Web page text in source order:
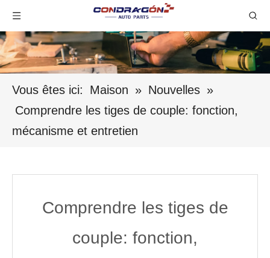
Vous êtes ici: Maison » Nouvelles »
Comprendre les tiges de couple: fonction,
mécanisme et entretien
Comprendre les tiges de
couple: fonction,